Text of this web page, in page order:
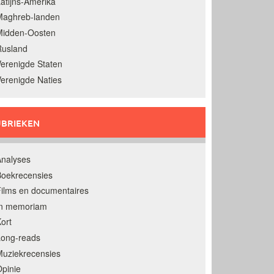
landen
Oosten
Staten
Naties
en documentaires
memoriam
reads